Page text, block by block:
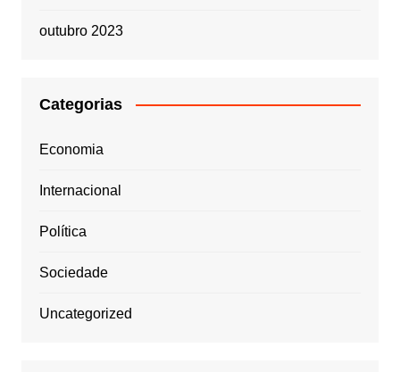
outubro 2023
Categorias
Economia
Internacional
Política
Sociedade
Uncategorized